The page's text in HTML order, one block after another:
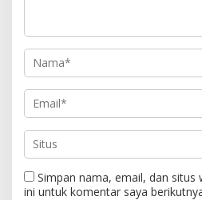
Simpan nama, email, dan situs
ini untuk komentar saya